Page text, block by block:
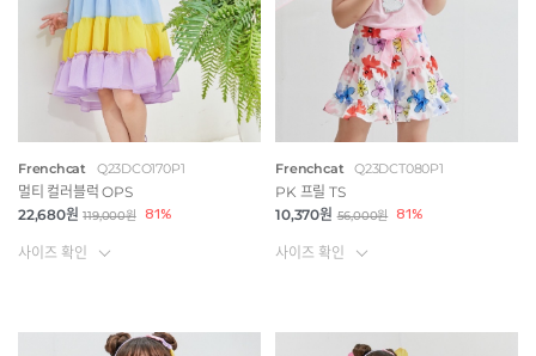
Frenchcat Q23DCO170P1
멀티 컬러블럭 OPS
22,680원 119,000원 81%
사이즈 확인
Frenchcat Q23DCT080P1
PK 프릴 TS
10,370원 56,000원 81%
사이즈 확인